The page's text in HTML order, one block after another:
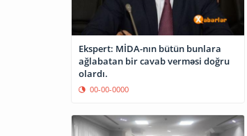
Ekspert: MİDA-nın bütün bunlara
ağlabatan bir cavab verməsi doğru
olardı.
00-00-0000